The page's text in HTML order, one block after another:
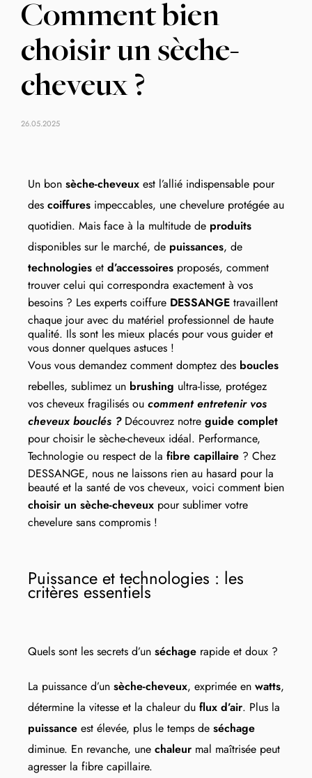
Comment bien
choisir un sèche-
cheveux ?
26.05.2025
Un bon sèche-cheveux est l’allié indispensable pour
des coiffures impeccables, une chevelure protégée au
quotidien. Mais face à la multitude de produits
disponibles sur le marché, de puissances, de
technologies et d’accessoires proposés, comment
trouver celui qui correspondra exactement à vos
besoins ? Les experts coiffure DESSANGE travaillent
chaque jour avec du matériel professionnel de haute
qualité. Ils sont les mieux placés pour vous guider et
vous donner quelques astuces !
Vous vous demandez comment domptez des boucles
rebelles, sublimez un brushing ultra-lisse, protégez
vos cheveux fragilisés ou comment entretenir vos
cheveux bouclés ?Découvrez notre guide complet
pour choisir le sèche-cheveux idéal. Performance,
Technologie ou respect de la fibre capillaire ? Chez
DESSANGE, nous ne laissons rien au hasard pour la
beauté et la santé de vos cheveux, voici comment bien
choisir un sèche-cheveux pour sublimer votre
chevelure sans compromis !
Puissance et technologies : les
critères essentiels
Quels sont les secrets d’un séchage rapide et doux ?
La puissance d’un sèche-cheveux, exprimée en watts,
détermine la vitesse et la chaleur du flux d’air. Plus la
puissance est élevée, plus le temps de séchage
diminue. En revanche, une chaleur mal maîtrisée peut
agresser la fibre capillaire.